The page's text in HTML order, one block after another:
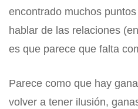
encontrado muchos
hablar de las relaciones
es que parece que falta
Parece como que hay
volver a tener ilusión,